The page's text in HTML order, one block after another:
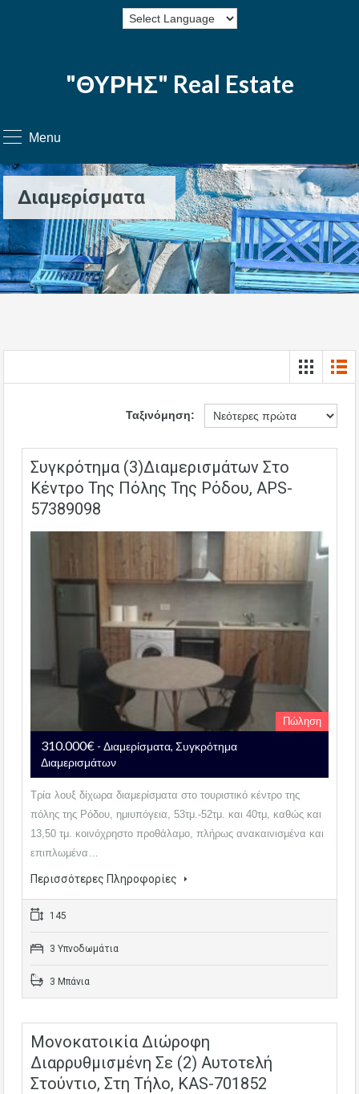
"ΘΥΡΗΣ" Real Estate
Menu
Διαμερίσματα
Ταξινόμηση:
Συγκρότημα (3)διαμερισμάτων Στο
Κέντρο Της Πόλης Της Ρόδου, APS-
57389098
Πώληση
310.000€ - Διαμερίσματα, Συγκρότημα
Διαμερισμάτων
Τρία λουξ δίχωρα διαμερίσματα στο τουριστικό κέντρο της
πόλης της Ρόδου, ημιυπόγεια, 53τμ.-52τμ. και 40τμ, καθώς και
13,50 τμ. κοινόχρηστο προθάλαμο, πλήρως ανακαινισμένα και
επιπλωμένα…
Περισσότερες Πληροφορίες
145
3 Υπνοδωμάτια
3 Μπάνια
Μονοκατοικία Διώροφη
Διαρρυθμισμένη Σε (2) Αυτοτελή
Στούντιο, Στη Τήλο, KAS-701852